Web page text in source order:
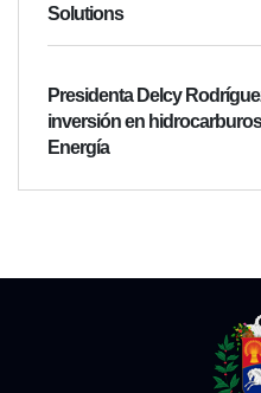
Solutions
Presidenta Delcy
inversión en
Energía